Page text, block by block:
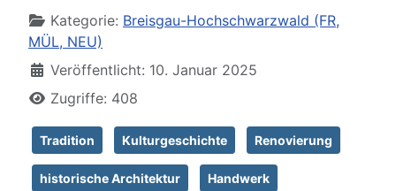
Kategorie: Breisgau-Hochschwarzwald (FR,
MÜL, NEU)
Veröffentlicht: 10. Januar 2025
Zugriffe: 408
Tradition Kulturgeschichte Renovierung
historische Architektur Handwerk